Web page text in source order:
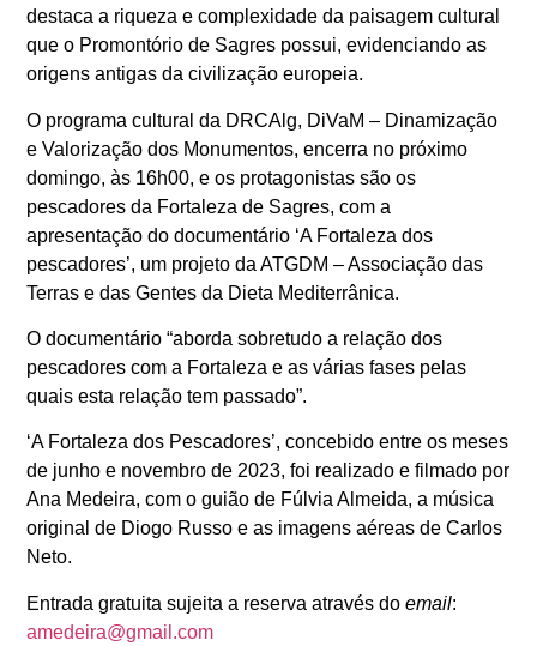
destaca a riqueza e complexidade da paisagem cultural
que o Promontório de Sagres possui, evidenciando as
origens antigas da civilização europeia.
O programa cultural da DRCAlg, DiVaM – Dinamização
e Valorização dos Monumentos, encerra no próximo
domingo, às 16h00, e os protagonistas são os
pescadores da Fortaleza de Sagres, com a
apresentação do documentário ‘A Fortaleza dos
pescadores’, um projeto da ATGDM – Associação das
Terras e das Gentes da Dieta Mediterrânica.
O documentário “aborda sobretudo a relação dos
pescadores com a Fortaleza e as várias fases pelas
quais esta relação tem passado”.
‘A Fortaleza dos Pescadores’, concebido entre os meses
de junho e novembro de 2023, foi realizado e filmado por
Ana Medeira, com o guião de Fúlvia Almeida, a música
original de Diogo Russo e as imagens aéreas de Carlos
Neto.
Entrada gratuita sujeita a reserva através doemail:
amedeira@gmail.com